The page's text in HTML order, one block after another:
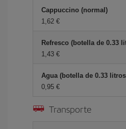
Cappuccino (normal)
1,62 €
Refresco (botella de 0.33
1,43 €
Agua (botella de 0.33
0,95 €
Transporte